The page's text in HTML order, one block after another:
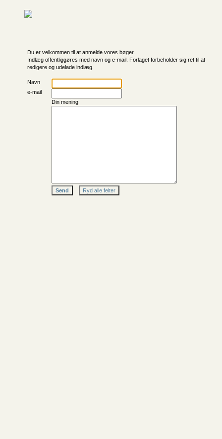
Du er velkommen til at anmelde vores bøger.
Indlæg offentliggøres med navn og e-mail. Forlaget forbeholder sig ret til at
redigere og udelade indlæg.
Navn
e-mail
Din mening